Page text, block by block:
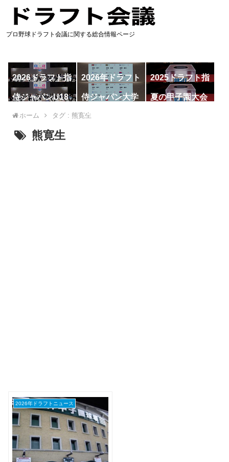
プロ野球ドラフト会議に関する総合情報ページ
2026ドラフト指
名予想
2026年ドラフト
候補
2025ドラフト指
名一覧
侍ジャパンU18
代表
侍ジャパン大学
代表
夏の甲子園大会
ホーム タグ : 熊寛生
熊寛生
2026年ドラフトニュース